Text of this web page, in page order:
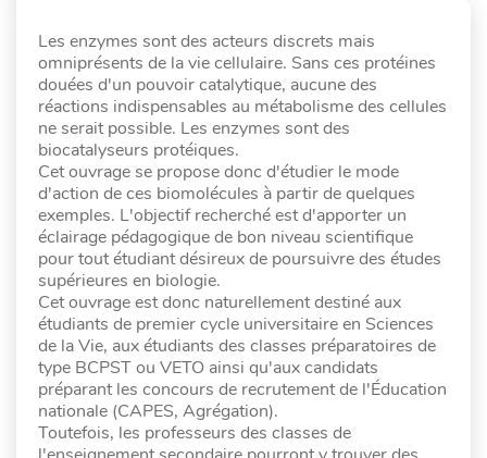
Les enzymes sont des acteurs discrets mais
omniprésents de la vie cellulaire. Sans ces protéines
douées d'un pouvoir catalytique, aucune des
réactions indispensables au métabolisme des cellules
ne serait possible. Les enzymes sont des
biocatalyseurs protéiques.
Cet ouvrage se propose donc d'étudier le mode
d'action de ces biomolécules à partir de quelques
exemples. L'objectif recherché est d'apporter un
éclairage pédagogique de bon niveau scientifique
pour tout étudiant désireux de poursuivre des études
supérieures en biologie.
Cet ouvrage est donc naturellement destiné aux
étudiants de premier cycle universitaire en Sciences
de la Vie, aux étudiants des classes préparatoires de
type BCPST ou VETO ainsi qu'aux candidats
préparant les concours de recrutement de l'Éducation
nationale (CAPES, Agrégation).
Toutefois, les professeurs des classes de